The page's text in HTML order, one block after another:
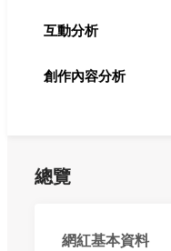
互動分析
創作內容分析
總覽
網紅基本資料